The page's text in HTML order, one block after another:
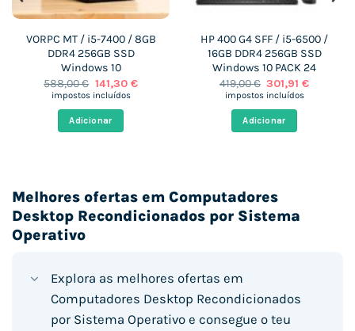
VORPC MT / i5-7400 / 8GB
DDR4 256GB SSD
Windows 10
588,00€ O
preço
era:
588,00 €.
141,30 €O
impostos incluídos
Adicionar
HP 400 G4 SFF / i5-6500 /
16GB DDR4 256GB SSD
Windows 10 PACK 24
419,00€ O
preço
era:
419,00 €.
301,91€O
impostos incluídos
Adicionar
Melhores ofertas em Computadores
Desktop Recondicionados por Sistema
Operativo
Explora as melhores ofertas em
Computadores Desktop Recondicionados
por Sistema Operativo e consegue o teu